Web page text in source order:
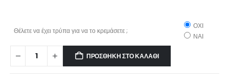
Θέλετε να έχει τρύπα για να το κρεμάσετε ;
ΟΧΙ
ΝΑΙ
ΠΡΟΣΘΉΚΗ ΣΤΟ ΚΑΛΆΘΙ